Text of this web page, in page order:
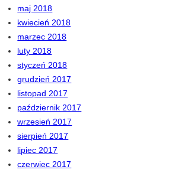
maj 2018
kwiecień 2018
marzec 2018
luty 2018
styczeń 2018
grudzień 2017
listopad 2017
październik 2017
wrzesień 2017
sierpień 2017
lipiec 2017
czerwiec 2017